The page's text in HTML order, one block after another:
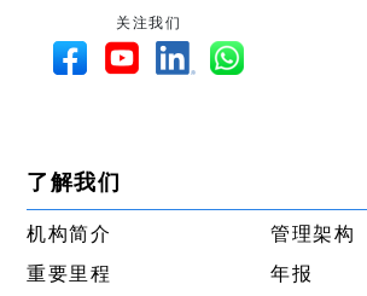
关注我们
了解我们
机构简介
管理架构
重要里程
年报